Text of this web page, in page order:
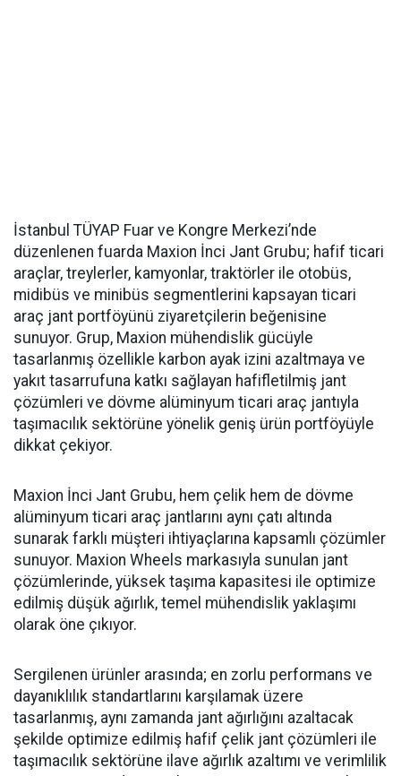
İstanbul TÜYAP Fuar ve Kongre Merkezi’nde
düzenlenen fuarda Maxion İnci Jant Grubu; hafif ticari
araçlar, treylerler, kamyonlar, traktörler ile otobüs,
midibüs ve minibüs segmentlerini kapsayan ticari
araç jant portföyünü ziyaretçilerin beğenisine
sunuyor. Grup, Maxion mühendislik gücüyle
tasarlanmış özellikle karbon ayak izini azaltmaya ve
yakıt tasarrufuna katkı sağlayan hafifletilmiş jant
çözümleri ve dövme alüminyum ticari araç jantıyla
taşımacılık sektörüne yönelik geniş ürün portföyüyle
dikkat çekiyor.
Maxion İnci Jant Grubu, hem çelik hem de dövme
alüminyum ticari araç jantlarını aynı çatı altında
sunarak farklı müşteri ihtiyaçlarına kapsamlı çözümler
sunuyor. Maxion Wheels markasıyla sunulan jant
çözümlerinde, yüksek taşıma kapasitesi ile optimize
edilmiş düşük ağırlık, temel mühendislik yaklaşımı
olarak öne çıkıyor.
Sergilenen ürünler arasında; en zorlu performans ve
dayanıklılık standartlarını karşılamak üzere
tasarlanmış, aynı zamanda jant ağırlığını azaltacak
şekilde optimize edilmiş hafif çelik jant çözümleri ile
taşımacılık sektörüne ilave ağırlık azaltımı ve verimlilik